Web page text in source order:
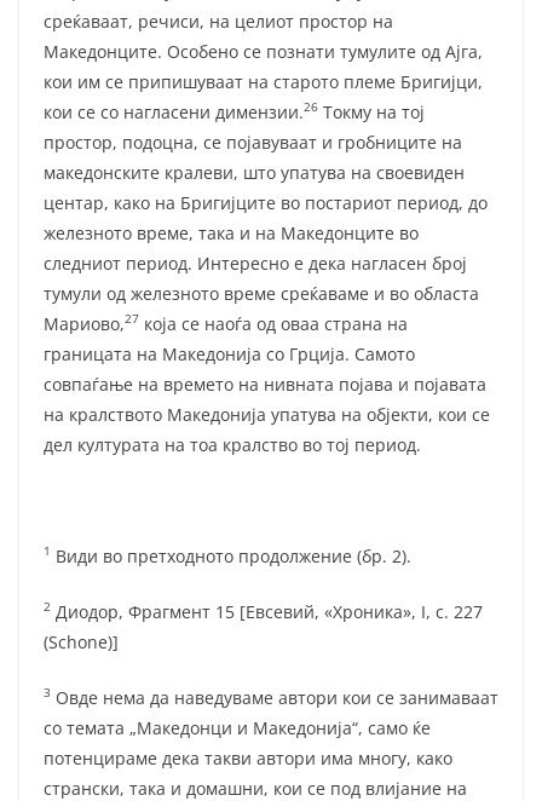
среќаваат, речиси, на целиот простор на
Македонците. Особено се познати тумулите од Ајга,
кои им се припишуваат на старото племе Бригијци,
кои се со нагласени димензии.26 Токму на тој
простор, подоцна, се појавуваат и гробниците на
македонските кралеви, што упатува на своевиден
центар, како на Бригијците во постариот период, до
железното време, така и на Македонците во
следниот период. Интересно е дека нагласен број
тумули од железното време среќаваме и во областа
Мариово,27 која се наоѓа од оваа страна на
границата на Македонија со Грција. Самото
совпаѓање на времето на нивната појава и појавата
на кралството Македонија упатува на објекти, кои се
дел културата на тоа кралство во тој период.
1 Види во претходното продолжение (бр. 2).
2 Диодор, Фрагмент 15 [Евсевий, «Хроника», I, с. 227
(Schone)]
3 Овде нема да наведуваме автори кои се занимаваат
со темата „Македонци и Македонија“, само ќе
потенцираме дека такви автори има многу, како
странски, така и домашни, кои се под влијание на